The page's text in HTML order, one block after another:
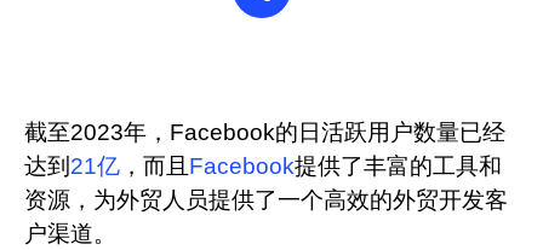
云手机
流量套利
视频教程
截至2023年，Facebook的日活跃用户数量已经
达到 21亿 ，而且 Facebook提供了丰富的工具和
资源，为外贸人员提供了一个高效的外贸开发客
户渠道。